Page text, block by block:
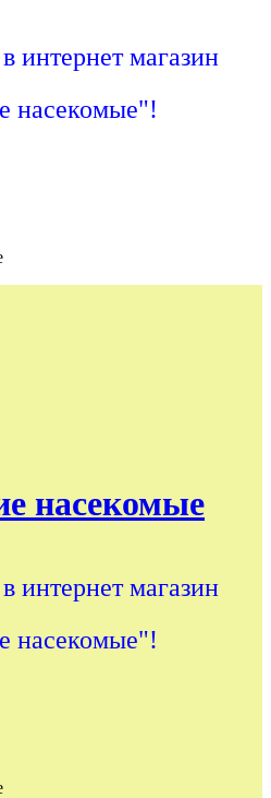
интернет магазин
интернет магазин